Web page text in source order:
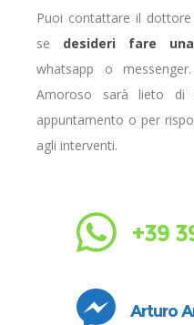
Puoi contattare il
se desideri fare
whatsapp o
Amoroso sarà lieto di
appuntamento o per
agli interventi.
+39
Arturo